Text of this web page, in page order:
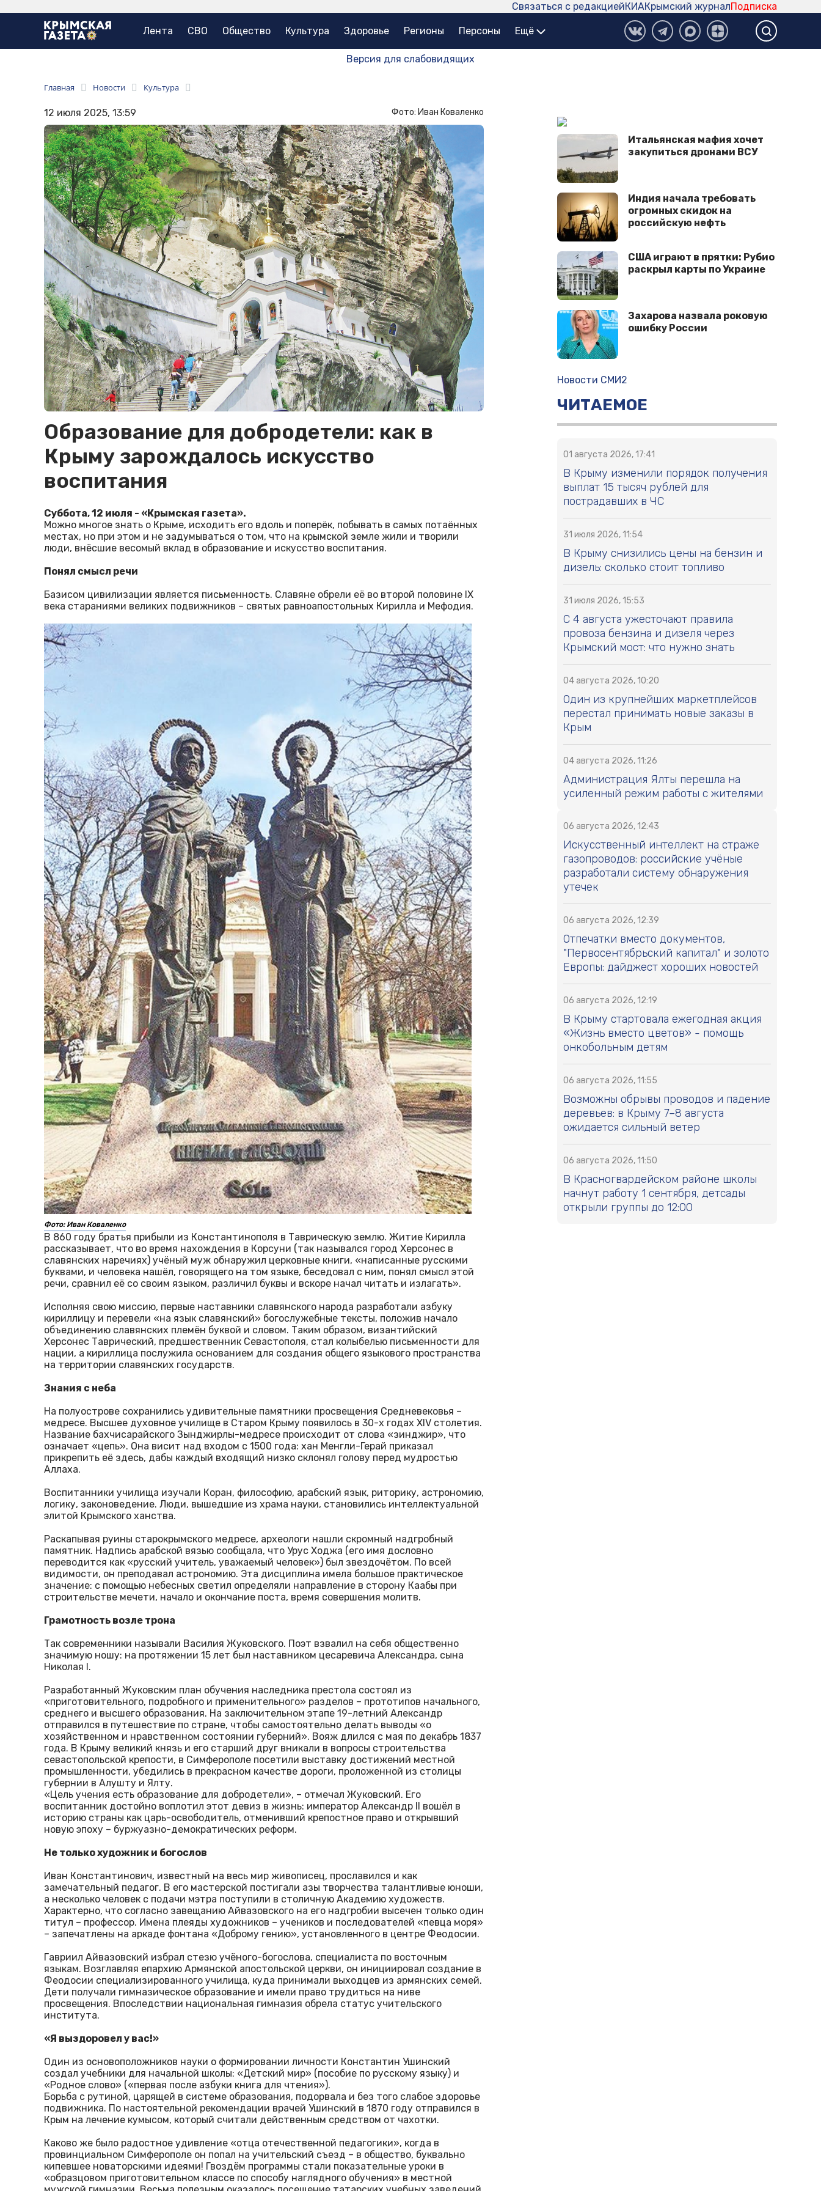
Подписка
Крымский журнал
КИА
Связаться с редакцией
Лента СВО Общество Культура Здоровье Регионы Персоны Ещё
Версия для слабовидящих
Главная Новости Культура
12 июля 2025, 13:59 Фото: Иван Коваленко
Образование для добродетели: как в
Крыму зарождалось искусство
воспитания
Суббота, 12 июля - «Крымская газета».
Можно многое знать о Крыме, исходить его вдоль и поперёк, побывать в самых потаённых
местах, но при этом и не задумываться о том, что на крымской земле жили и творили
люди, внёсшие весомый вклад в образование и искусство воспитания.
Понял смысл речи
Базисом цивилизации является письменность. Славяне обрели её во второй половине IX
века стараниями великих подвижников – святых равноапостольных Кирилла и Мефодия.
Фото: Иван Коваленко
В 860 году братья прибыли из Константинополя в Таврическую землю. Житие Кирилла
рассказывает, что во время нахождения в Корсуни (так назывался город Херсонес в
славянских наречиях) учёный муж обнаружил церковные книги, «написанные русскими
буквами, и человека нашёл, говорящего на том языке, беседовал с ним, понял смысл этой
речи, сравнил её со своим языком, различил буквы и вскоре начал читать и излагать».
Исполняя свою миссию, первые наставники славянского народа разработали азбуку
кириллицу и перевели «на язык славянский» богослужебные тексты, положив начало
объединению славянских племён буквой и словом. Таким образом, византийский
Херсонес Таврический, предшественник Севастополя, стал колыбелью письменности для
нации, а кириллица послужила основанием для создания общего языкового пространства
на территории славянских государств.
Знания с неба
На полуострове сохранились удивительные памятники просвещения Средневековья –
медресе. Высшее духовное училище в Старом Крыму появилось в 30-х годах XIV столетия.
Название бахчисарайского Зынджирлы-медресе происходит от слова «зинджир», что
означает «цепь». Она висит над входом с 1500 года: хан Менгли-Герай приказал
прикрепить её здесь, дабы каждый входящий низко склонял голову перед мудростью
Аллаха.
Воспитанники училища изучали Коран, философию, арабский язык, риторику, астрономию,
логику, законоведение. Люди, вышедшие из храма науки, становились интеллектуальной
элитой Крымского ханства.
Раскапывая руины старокрымского медресе, археологи нашли скромный надгробный
памятник. Надпись арабской вязью сообщала, что Урус Ходжа (его имя дословно
переводится как «русский учитель, уважаемый человек») был звездочётом. По всей
видимости, он преподавал астрономию. Эта дисциплина имела большое практическое
значение: с помощью небесных светил определяли направление в сторону Каабы при
строительстве мечети, начало и окончание поста, время совершения молитв.
Грамотность возле трона
Так современники называли Василия Жуковского. Поэт взвалил на себя общественно
значимую ношу: на протяжении 15 лет был наставником цесаревича Александра, сына
Николая I.
Разработанный Жуковским план обучения наследника престола состоял из
«приготовительного, подробного и применительного» разделов – прототипов начального,
среднего и высшего образования. На заключительном этапе 19-летний Александр
отправился в путешествие по стране, чтобы самостоятельно делать выводы «о
хозяйственном и нравственном состоянии губерний». Вояж длился с мая по декабрь 1837
года. В Крыму великий князь и его старший друг вникали в вопросы строительства
севастопольской крепости, в Симферополе посетили выставку достижений местной
промышленности, убедились в прекрасном качестве дороги, проложенной из столицы
губернии в Алушту и Ялту.
«Цель учения есть образование для добродетели», – отмечал Жуковский. Его
воспитанник достойно воплотил этот девиз в жизнь: император Александр II вошёл в
историю страны как царь-освободитель, отменивший крепостное право и открывший
новую эпоху – буржуазно-демократических реформ.
Не только художник и богослов
Иван Константинович, известный на весь мир живописец, прославился и как
замечательный педагог. В его мастерской постигали азы творчества талантливые юноши,
а несколько человек с подачи мэтра поступили в столичную Академию художеств.
Характерно, что согласно завещанию Айвазовского на его надгробии высечен только один
титул – профессор. Имена плеяды художников – учеников и последователей «певца моря»
– запечатлены на аркаде фонтана «Доброму гению», установленного в центре Феодосии.
Гавриил Айвазовский избрал стезю учёного-богослова, специалиста по восточным
языкам. Возглавляя епархию Армянской апостольской церкви, он инициировал создание в
Феодосии специализированного училища, куда принимали выходцев из армянских семей.
Дети получали гимназическое образование и имели право трудиться на ниве
просвещения. Впоследствии национальная гимназия обрела статус учительского
института.
«Я выздоровел у вас!»
Один из основоположников науки о формировании личности Константин Ушинский
создал учебники для начальной школы: «Детский мир» (пособие по русскому языку) и
«Родное слово» («первая после азбуки книга для чтения»).
Борьба с рутиной, царящей в системе образования, подорвала и без того слабое здоровье
подвижника. По настоятельной рекомендации врачей Ушинский в 1870 году отправился в
Крым на лечение кумысом, который считали действенным средством от чахотки.
Каково же было радостное удивление «отца отечественной педагогики», когда в
провинциальном Симферополе он попал на учительский съезд – в общество, буквально
кипевшее новаторскими идеями! Гвоздём программы стали показательные уроки в
«образцовом приготовительном классе по способу наглядного обучения» в местной
Итальянская мафия хочет
закупиться дронами ВСУ
Индия начала требовать
огромных скидок на
российскую нефть
США играют в прятки: Рубио
раскрыл карты по Украине
Захарова назвала роковую
ошибку России
Новости СМИ2
ЧИТАЕМОЕ
01 августа 2026, 17:41
В Крыму изменили порядок получения
выплат 15 тысяч рублей для
пострадавших в ЧС
31 июля 2026, 11:54
В Крыму снизились цены на бензин и
дизель: сколько стоит топливо
31 июля 2026, 15:53
С 4 августа ужесточают правила
провоза бензина и дизеля через
Крымский мост: что нужно знать
04 августа 2026, 10:20
Один из крупнейших маркетплейсов
перестал принимать новые заказы в
Крым
04 августа 2026, 11:26
Администрация Ялты перешла на
усиленный режим работы с жителями
06 августа 2026, 12:43
Искусственный интеллект на страже
газопроводов: российские учёные
разработали систему обнаружения
утечек
06 августа 2026, 12:39
Отпечатки вместо документов,
"Первосентябрьский капитал" и золото
Европы: дайджест хороших новостей
06 августа 2026, 12:19
В Крыму стартовала ежегодная акция
«Жизнь вместо цветов» - помощь
онкобольным детям
06 августа 2026, 11:55
Возможны обрывы проводов и падение
деревьев: в Крыму 7–8 августа
ожидается сильный ветер
06 августа 2026, 11:50
В Красногвардейском районе школы
начнут работу 1 сентября, детсады
открыли группы до 12:00